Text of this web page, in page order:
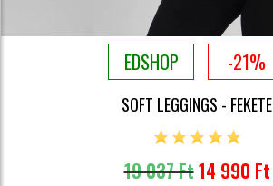
EDSHOP -21%
SOFT LEGGINGS - FEKETE
19 037 Ft14 990 Ft